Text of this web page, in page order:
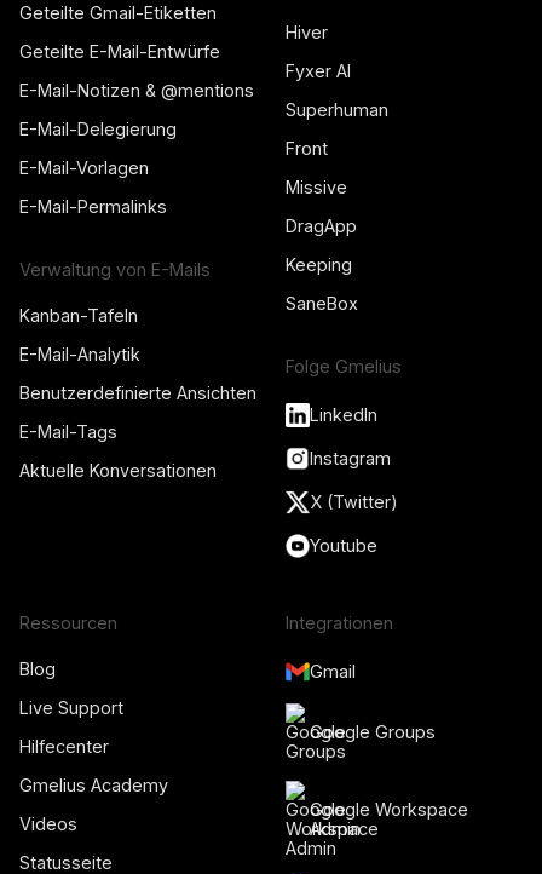
Geteilte Gmail-Etiketten
Geteilte E-Mail-Entwürfe
E-Mail-Notizen & @mentions
E-Mail-Delegierung
E-Mail-Vorlagen
E-Mail-Permalinks
Verwaltung von E-Mails
Kanban-Tafeln
E-Mail-Analytik
Benutzerdefinierte Ansichten
E-Mail-Tags
Aktuelle Konversationen
Hiver
Fyxer AI
Superhuman
Front
Missive
DragApp
Keeping
SaneBox
Folge Gmelius
LinkedIn
Instagram
X (Twitter)
Youtube
Ressourcen
Blog
Live Support
Hilfecenter
Gmelius Academy
Videos
Statusseite
Integrationen
Gmail
Google Groups
Google Workspace
Admin